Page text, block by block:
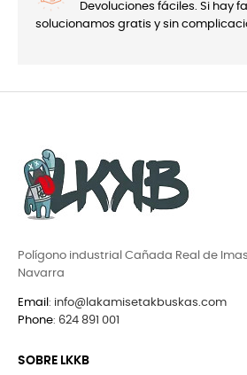
Devoluciones fáciles. Si hay
solucionamos gratis y sin
Polígono industrial Cañada Real de Imas,
Navarra
Email : info@lakamisetakbuskas.com
Phone: 624 891 001
SOBRE LKKB